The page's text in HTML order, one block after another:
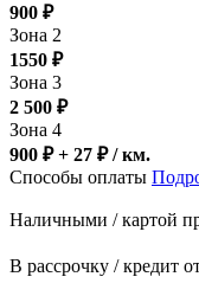
900 ₽
Зона 2
1550 ₽
Зона 3
2 500 ₽
Зона 4
900 ₽ + 27 ₽/ км.
Способы оплаты
Наличными / картой
В рассрочку / кредит